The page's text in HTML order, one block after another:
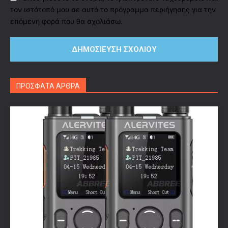
τον ιστότοπό μου σε αυτό το πρόγραμμα περιήγησης για την
επόμενη φορά που θα σχολιάσω.
ΠΡΟΣΦΑΤΑ ΑΡΘΡΑ